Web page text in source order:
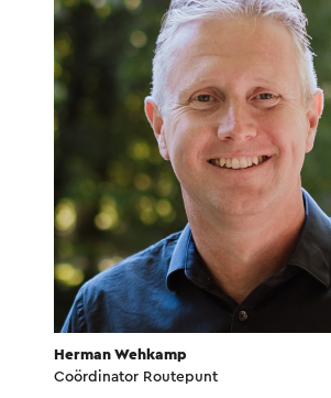
Herman Wehkamp
Coördinator Routepunt